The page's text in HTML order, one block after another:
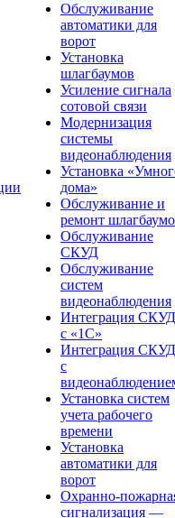
Обслуживание
автоматики для
ворот
Установка
шлагбаумов
Усиление сигнала
сотовой связи
Модернизация
системы
видеонаблюдения
Установка
дома»
Обслуживание и
ремонт
Обслуживание
СКУД
Обслуживание
систем
видеонаблюдения
Интеграция СКУД
с «1С»
Интеграция СКУД
с
Установка систем
учета рабочего
времени
Установка
автоматики для
ворот
Охранно-
сигнализация —